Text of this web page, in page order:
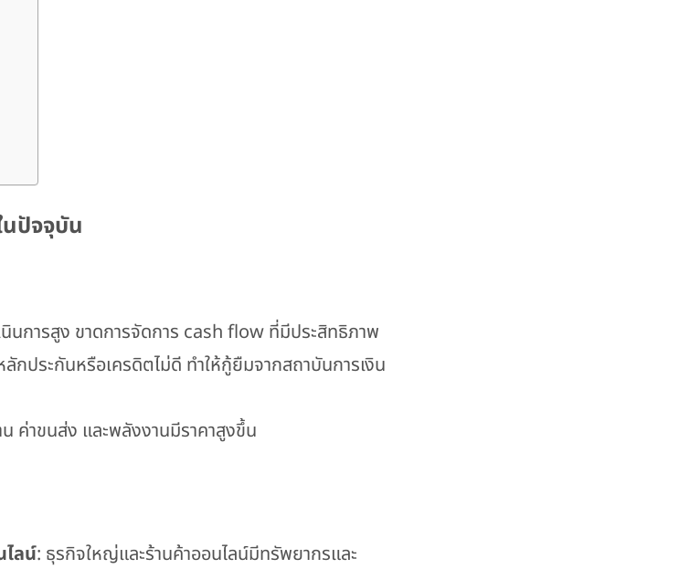
ปัจจุบัน
นินการสูง ขาดการจัดการ cash flow ที่มีประสิทธิภาพ
ลักประกันหรือเครดิตไม่ดี ทำให้กู้ยืมจากสถาบันการเงิน
ค่าขนส่ง และพลังงานมีราคาสูงขึ้น
ลน์: ธุรกิจใหญ่และร้านค้าออนไลน์มีทรัพยากรและ